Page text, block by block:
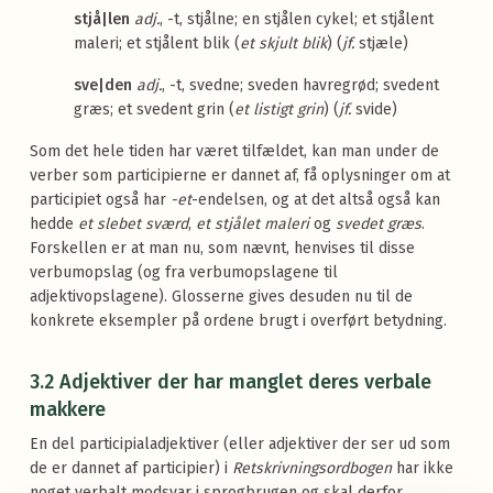
stjå|len adj., -t, stjålne; en stjålen cykel; et stjålent
maleri; et stjålent blik (et skjult blik) (jf.stjæle)
sve|den adj., -t, svedne; sveden havregrød; svedent
græs; et svedent grin (et listigt grin) (jf.svide)
Som det hele tiden har været tilfældet, kan man under de
verber som participierne er dannet af, få oplysninger om at
participiet også har -et-endelsen, og at det altså også kan
hedde et slebet sværd, et stjålet maleriog svedet græs.
Forskellen er at man nu, som nævnt, henvises til disse
verbumopslag (og fra verbumopslagene til
adjektivopslagene). Glosserne gives desuden nu til de
konkrete eksempler på ordene brugt i overført betydning.
3.2 Adjektiver der har manglet deres verbale
makkere
En del participialadjektiver (eller adjektiver der ser ud som
de er dannet af participier) i Retskrivningsordbogenhar ikke